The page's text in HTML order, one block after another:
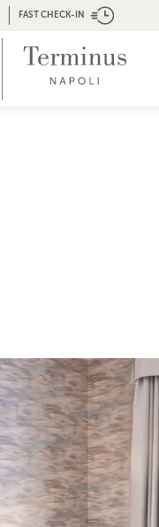
FAST CHECK-IN